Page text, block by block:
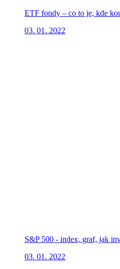
ETF fondy – co to je, kde
03. 01. 2022
S&P 500 - index, graf, jak
03. 01. 2022